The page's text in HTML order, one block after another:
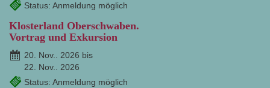
Status: Anmeldung möglich
Klosterland Oberschwaben.
Vortrag und Exkursion
20. Nov.. 2026 bis
22. Nov.. 2026
Status: Anmeldung möglich